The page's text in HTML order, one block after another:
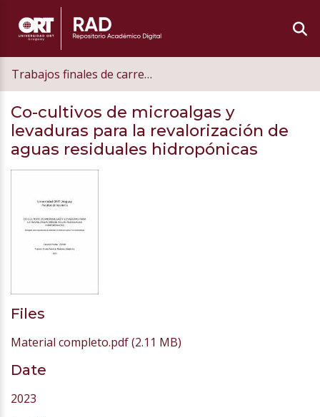
Trabajos finales de carrera de grado
Co-cultivos de microalgas y
levaduras para la revalorización de
aguas residuales hidropónicas
Files
Material completo.pdf(2.11 MB)
Date
2023